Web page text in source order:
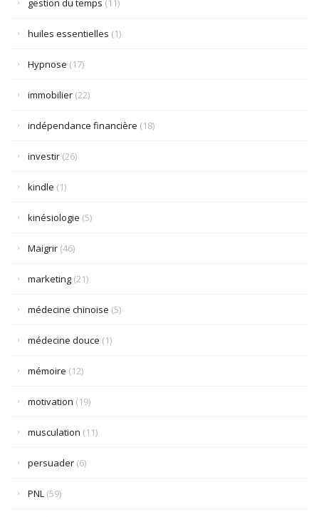
gestion du temps (11)
huiles essentielles (1)
Hypnose (17)
immobilier (22)
indépendance financière (18)
investir (26)
kindle (1)
kinésiologie (5)
Maigrir (46)
marketing (21)
médecine chinoise (5)
médecine douce (1)
mémoire (12)
motivation (19)
musculation (11)
persuader (6)
PNL (59)